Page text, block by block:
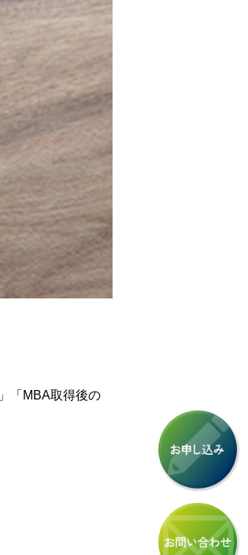
「MBA取得後の